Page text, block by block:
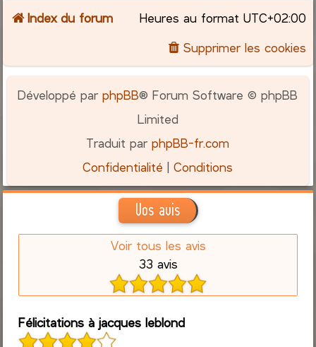
Index du forum Heures au format UTC+02:00
Supprimer les cookies
Développé parphpBB® Forum Software © phpBB
Limited
Traduit parphpBB-fr.com
Confidentialité |Conditions
Vos avis
Voir tous les avis
33 avis
Félicitations à jacques leblond